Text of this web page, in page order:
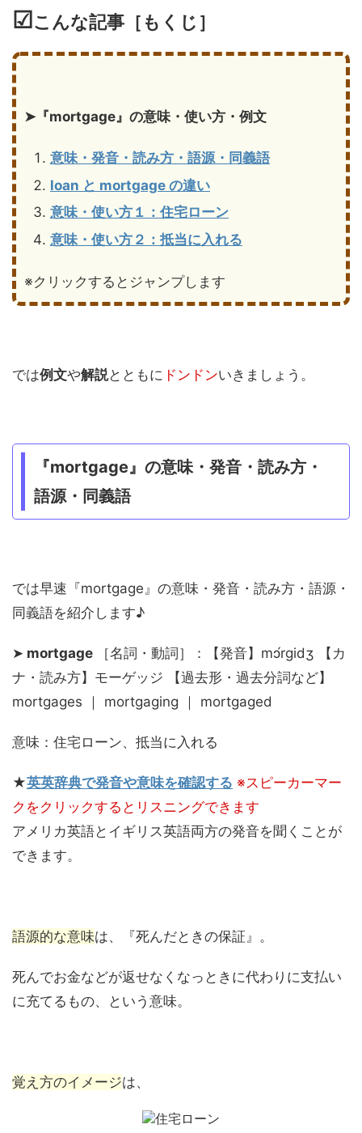
☑こんな記事［もくじ］
➤『mortgage』の意味・使い方・例文
意味・発音・読み方・語源・同義語
loan と mortgage の違い
意味・使い方１：住宅ローン
意味・使い方２：抵当に入れる
※クリックするとジャンプします
では例文や解説とともに ドンドンいきましょう。
『mortgage』の意味・発音・読み方・
語源・同義語
では早速『mortgage』の意味・発音・読み方・語源・
同義語を紹介します♪
➤ mortgage
［名詞・動詞］：【発音】mɔ́rgidʒ 【カ
ナ・読み方】モーゲッジ 【過去形・過去分詞など】
mortgages ｜ mortgaging ｜ mortgaged
意味：住宅ローン、抵当に入れる
★英英辞典で発音や意味を確認する ※スピーカーマー
クをクリックするとリスニングできます
アメリカ英語とイギリス英語両方の発音を聞くことが
できます。
語源的な意味は、『死んだときの保証』。
死んでお金などが返せなくなっときに代わりに支払い
に充てるもの、という意味。
覚え方のイメージは、